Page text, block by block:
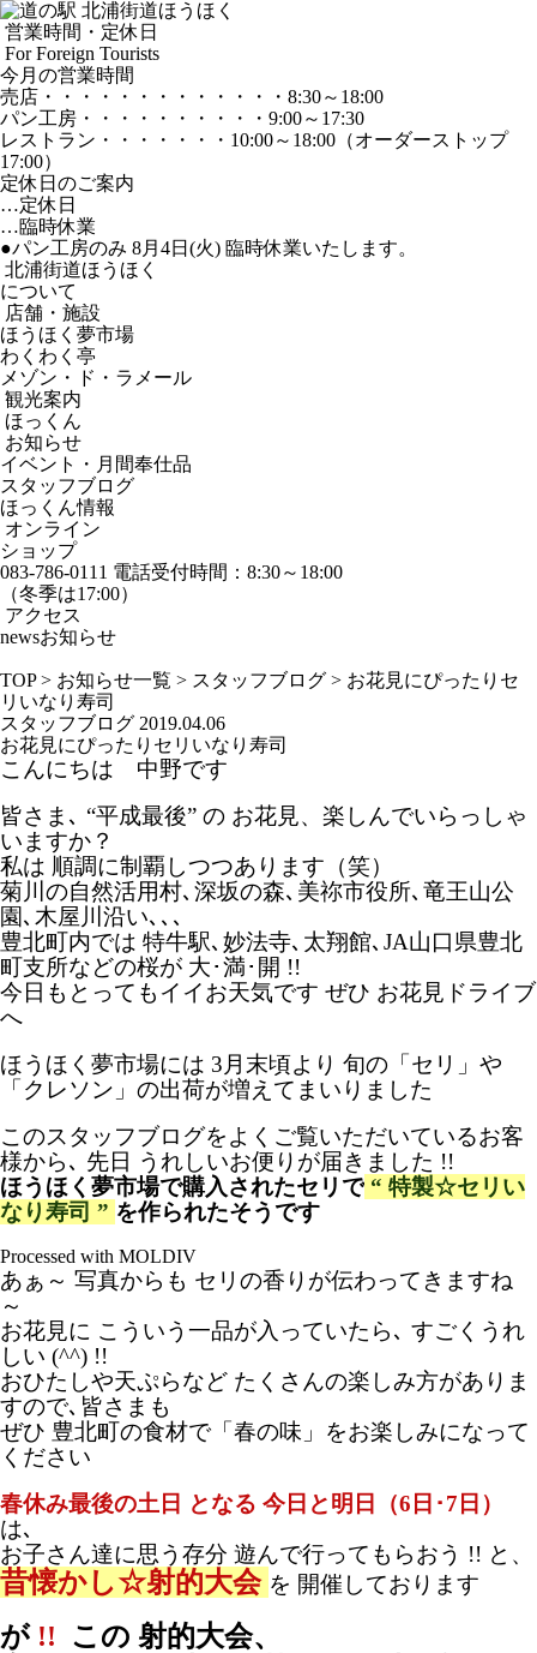
営業時間・定休日
For Foreign Tourists
今月の営業時間
売店 ・・・・・・・・・・・・・ 8:30～18:00
パン工房 ・・・・・・・・・・ 9:00～17:30
レストラン ・・・・・・・ 10:00～18:00 （オーダーストップ
17:00）
定休日のご案内
…定休日
…臨時休業
●パン工房のみ 8月4日(火) 臨時休業いたします。
北浦街道ほうほく
について
店舗・施設
ほうほく夢市場
わくわく亭
メゾン・ド・ラメール
観光案内
ほっくん
お知らせ
イベント・月間奉仕品
スタッフブログ
ほっくん情報
オンライン
ショップ
083-786-0111 電話受付時間：8:30～18:00
（冬季は17:00）
アクセス
newsお知らせ
TOP> お知らせ一覧 > スタッフブログ > お花見にぴったりセ
リいなり寿司
スタッフブログ 2019.04.06
お花見にぴったりセリいなり寿司
こんにちは 中野です
皆さま､ “平成最後” の お花見、楽しんでいらっしゃ
いますか？
私は 順調に制覇しつつあります（笑）
菊川の自然活用村､深坂の森､美祢市役所､竜王山公
園､木屋川沿い､､､
豊北町内では 特牛駅､妙法寺､太翔館､JA山口県豊北
町支所などの桜が 大･満･開 !!
今日もとってもイイお天気です ぜひ お花見ドライブ
へ
ほうほく夢市場には 3月末頃より 旬の「セリ」や
「クレソン」の出荷が増えてまいりました
このスタッフブログをよくご覧いただいているお客
様から､ 先日 うれしいお便りが届きました !!
ほうほく夢市場で購入されたセリで “ 特製☆セリい
なり寿司 ” を作られたそうです
Processed with MOLDIV
あぁ～ 写真からも セリの香りが伝わってきますね
～
お花見に こういう一品が入っていたら､ すごくうれ
しい (^^) !!
おひたしや天ぷらなど たくさんの楽しみ方がありま
すので､皆さまも
ぜひ 豊北町の食材で「春の味」をお楽しみになって
ください
春休み最後の土日 となる 今日と明日（6日･7日）
は､
お子さん達に思う存分 遊んで行ってもらおう !! と、
昔懐かし☆射的大会 を 開催しております
が !!
この 射的大会、